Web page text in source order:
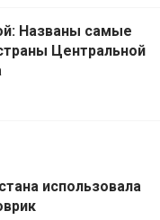
Названы самые
Центральной
использовала